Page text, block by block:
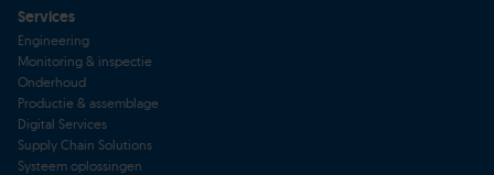
Services
Engineering
Monitoring & inspectie
Onderhoud
Productie & assemblage
Digital Services
Supply Chain Solutions
Systeem oplossingen